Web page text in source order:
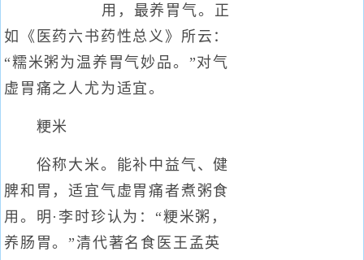
用，最养胃气。正
如《医药六书药性总义》所云：
“糯米粥为温养胃气妙品。”对气
虚胃痛之人尤为适宜。
粳米
俗称大米。能补中益气、健
脾和胃，适宜气虚胃痛者煮粥食
用。明·李时珍认为：“粳米粥，
养肠胃。”清代著名食医王孟英